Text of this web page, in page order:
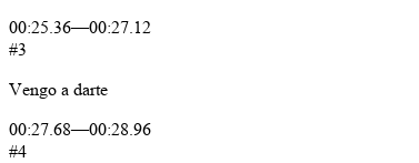
00:25.36—00:27.12
#3
Vengo a darte
00:27.68—00:28.96
#4